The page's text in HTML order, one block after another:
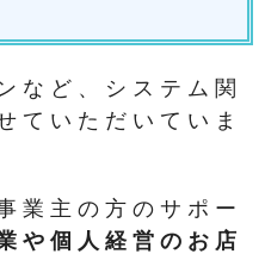
など、システム関
ていただいていま
業主の方のサポー
や個人経営のお店